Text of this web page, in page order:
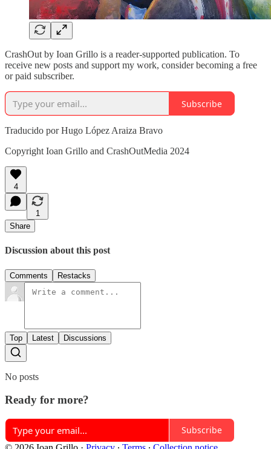
CrashOut by Ioan Grillo is a reader-supported publication. To
receive new posts and support my work, consider becoming a free
or paid subscriber.
Subscribe
Traducido por Hugo López Araiza Bravo
Copyright Ioan Grillo and CrashOutMedia 2024
4
1
Share
Discussion about this post
Comments Restacks
Top Latest Discussions
No posts
Ready for more?
Subscribe